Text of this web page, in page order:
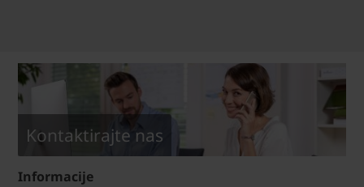
Kontaktirajte nas
Informacije